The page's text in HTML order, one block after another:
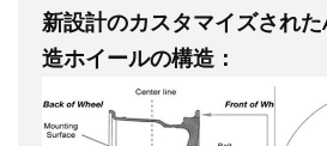
新設計のカスタマイズされ
造ホイールの構造：